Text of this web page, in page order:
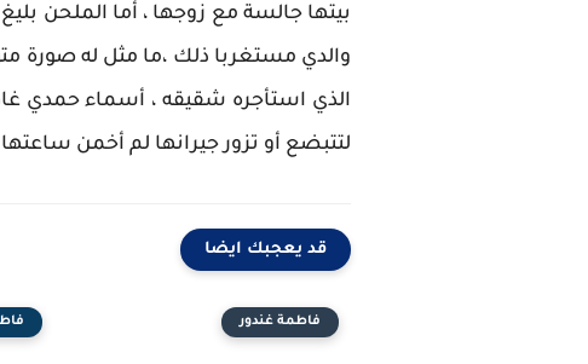
بيتها جالسة مع زوجها ، أما
والدي مستغربا ذلك ،ما مثل له صورة
الذي استأجره شقيقه ، أسماء حمدي
لتتبضع أو تزور جيرانها لم أخمن
قد يعجبك ايضا
فاطمة غندور